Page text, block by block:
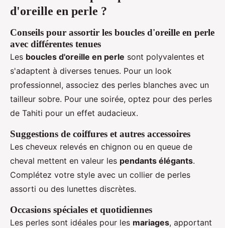
d'oreille en perle ?
Conseils pour assortir les boucles d'oreille en perle
avec différentes tenues
Les boucles d'oreille en perle sont polyvalentes et
s'adaptent à diverses tenues. Pour un look
professionnel, associez des perles blanches avec un
tailleur sobre. Pour une soirée, optez pour des perles
de Tahiti pour un effet audacieux.
Suggestions de coiffures et autres accessoires
Les cheveux relevés en chignon ou en queue de
cheval mettent en valeur les pendants élégants.
Complétez votre style avec un collier de perles
assorti ou des lunettes discrètes.
Occasions spéciales et quotidiennes
Les perles sont idéales pour les mariages, apportant